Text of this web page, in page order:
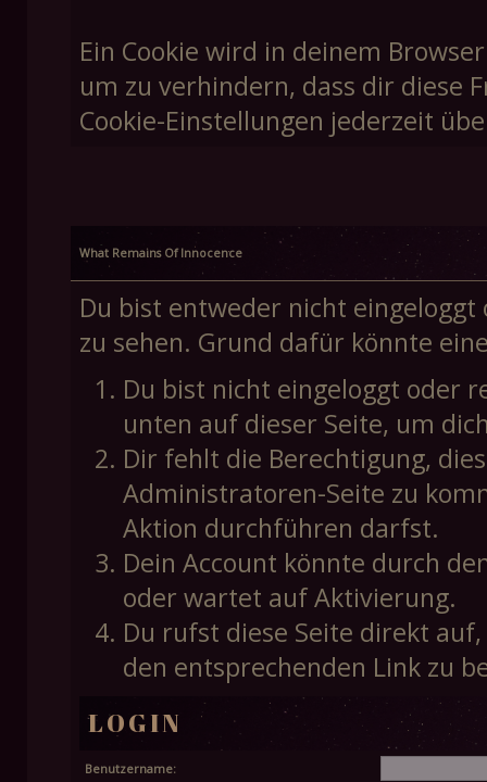
Ein Cookie wird in deinem
um zu verhindern, dass dir diese
Cookie-Einstellungen jederzeit
What Remains Of Innocence
Du bist entweder nicht
zu sehen. Grund dafür könnte
Du bist nicht eingeloggt oder
unten auf dieser Seite, um
Dir fehlt die Berechtigung,
Administratoren-Seite zu
Aktion durchführen darfst.
Dein Account könnte durch
oder wartet auf Aktivierung.
Du rufst diese Seite direkt
den entsprechenden Link zu
LOGIN
Benutzername: